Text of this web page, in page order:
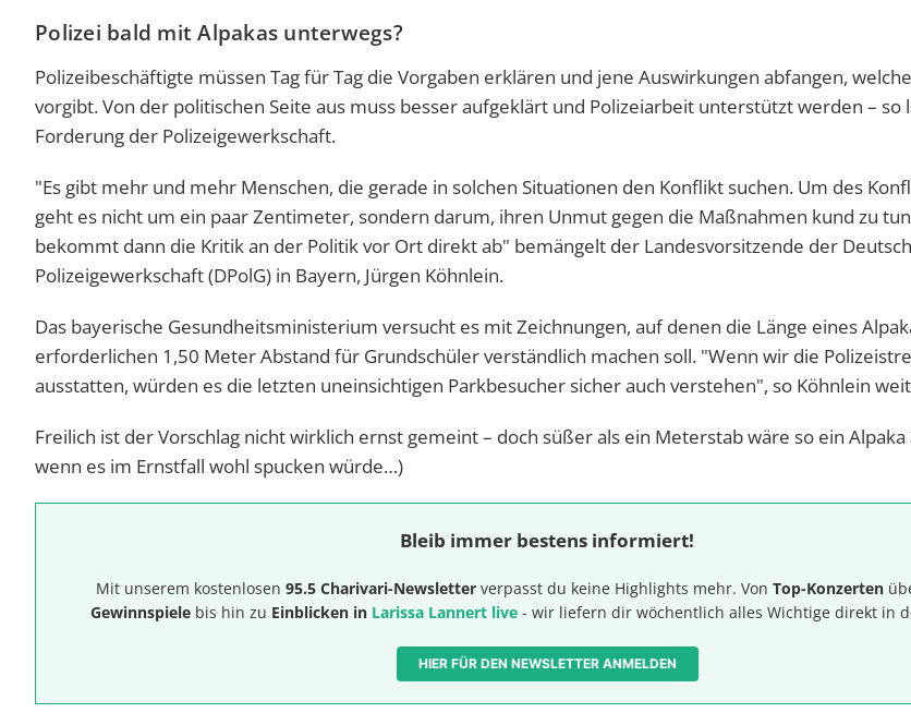
Polizei bald mit Alpakas unterwegs?
Polizeibeschäftigte müssen Tag für Tag die Vorgaben erklären und jene Auswirkungen abfangen,
vorgibt. Von der politischen Seite aus muss besser aufgeklärt und Polizeiarbeit unterstützt werden – so
Forderung der Polizeigewerkschaft.
"Es gibt mehr und mehr Menschen, die gerade in solchen Situationen den Konflikt suchen. Um des
geht es nicht um ein paar Zentimeter, sondern darum, ihren Unmut gegen die Maßnahmen kund zu
bekommt dann die Kritik an der Politik vor Ort direkt ab" bemängelt der Landesvorsitzende der
Polizeigewerkschaft (DPolG) in Bayern, Jürgen Köhnlein.
Das bayerische Gesundheitsministerium versucht es mit Zeichnungen, auf denen die Länge eines
erforderlichen 1,50 Meter Abstand für Grundschüler verständlich machen soll. "Wenn wir die
ausstatten, würden es die letzten uneinsichtigen Parkbesucher sicher auch verstehen", so Köhnlein
Freilich ist der Vorschlag nicht wirklich ernst gemeint – doch süßer als ein Meterstab wäre so ein Alpaka
wenn es im Ernstfall wohl spucken würde…)
Bleib immer bestens informiert!
Mit unserem kostenlosen 95.5 Charivari-Newsletter verpasst du keine Highlights mehr. Von Top-Konzerten
Gewinnspiele bis hin zu Einblicken in Larissa Lannert live - wir liefern dir wöchentlich alles Wichtige direkt in
HIER FÜR DEN NEWSLETTER ANMELDEN